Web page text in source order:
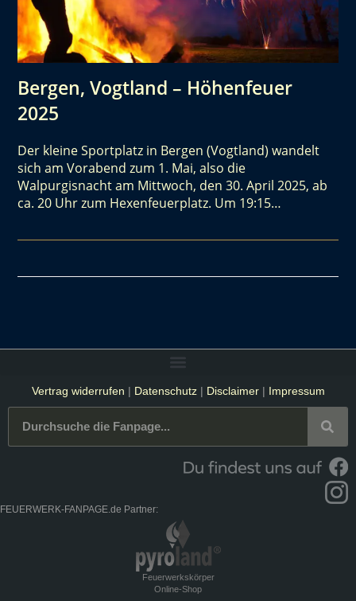
Bergen, Vogtland – Höhenfeuer
2025
Der kleine Sportplatz in Bergen (Vogtland) wandelt
sich am Vorabend zum 1. Mai, also die
Walpurgisnacht am Mittwoch, den 30. April 2025, ab
ca. 20 Uhr zum Hexenfeuerplatz. Um 19:15…
Vertrag widerrufen | Datenschutz| Disclaimer| Impressum
FEUERWERK-FANPAGE.de Partner:
Feuerwerkskörper
Online-Shop